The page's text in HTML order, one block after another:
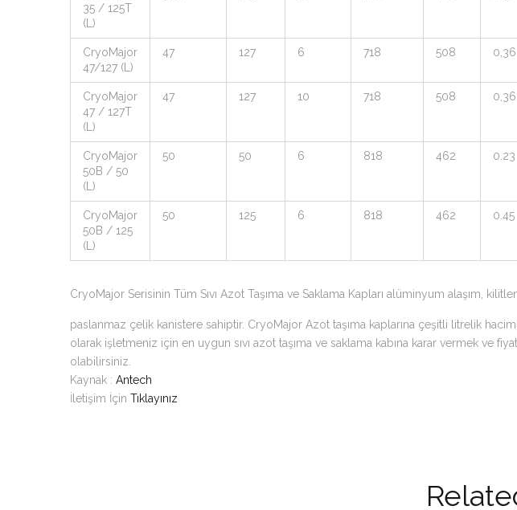
35 / 125T
(L)
CryoMajor
47/127 (L)
47 127 6 718 508 0,36
CryoMajor
47 / 127T
(L)
47 127 10 718 508 0,36
CryoMajor
50B / 50
(L)
50 50 6 818 462 0.23
CryoMajor
50B / 125
(L)
50 125 6 818 462 0.45
CryoMajor Serisinin Tüm Sıvı Azot Taşıma ve Saklama Kapları alüminyum alaşım,
paslanmaz çelik kanistere sahiptir. CryoMajor Azot taşıma kaplarına çeşitli litrelik
olarak işletmeniz için en uygun sıvı azot taşıma ve saklama kabına karar vermek
olabilirsiniz.
Kaynak : Antech
İletişim İçin Tıklayınız